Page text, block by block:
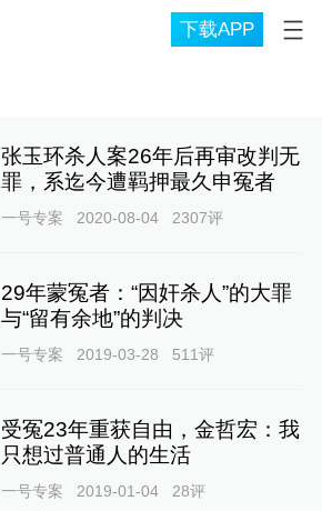
下载APP
张玉环杀人案26年后再审改判无
罪，系迄今遭羁押最久申冤者
一号专案 2020-08-04 2307评
29年蒙冤者：“因奸杀人”的大罪
与“留有余地”的判决
一号专案 2019-03-28 511评
受冤23年重获自由，金哲宏：我
只想过普通人的生活
一号专案 2019-01-04 28评